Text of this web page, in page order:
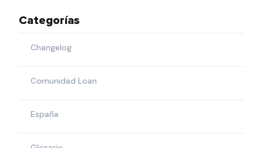
Categorías
Changelog
Comunidad Loan
España